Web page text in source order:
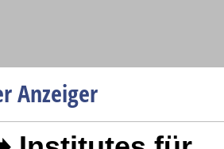
Anzeiger